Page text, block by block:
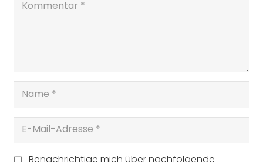
Benachrichtige mich über nachfolgende